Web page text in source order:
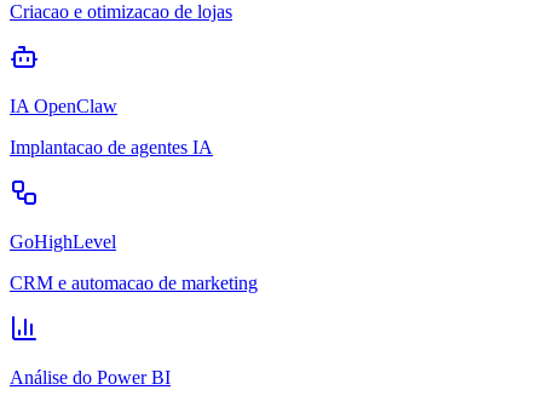
Criacao e otimizacao de lojas
IA OpenClaw
Implantacao de agentes IA
GoHighLevel
CRM e automacao de marketing
Análise do Power BI